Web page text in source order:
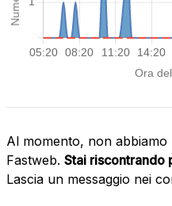
Al momento, non
Fastweb. Stai riscontrando
Lascia un messaggio nei